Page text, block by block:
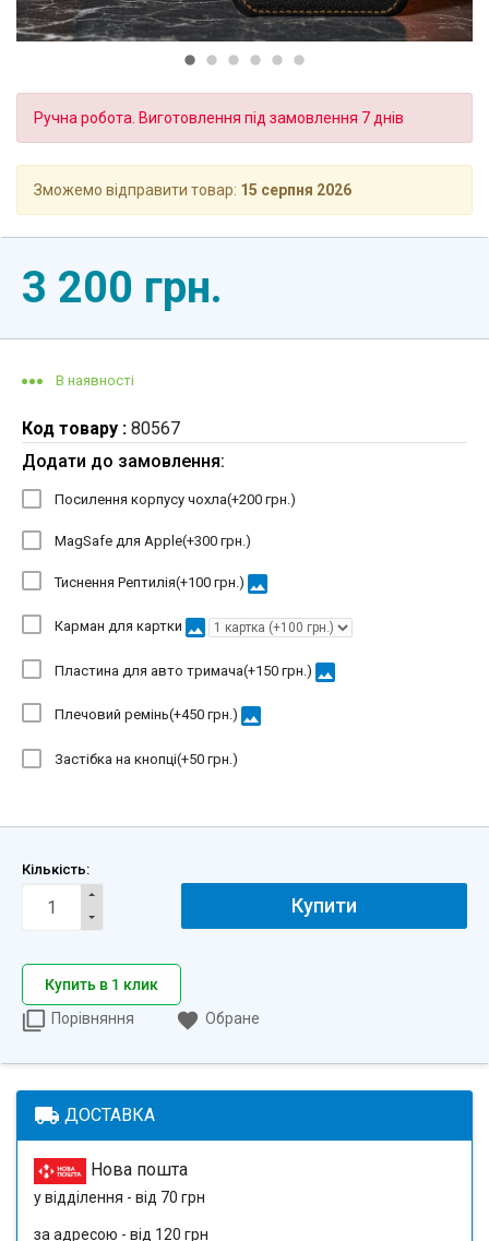
Ручна робота. Виготовлення під замовлення 7 днів
Зможемо відправити товар: 15 серпня 2026
3 200 грн.
В наявності
Код товару : 80567
Додати до замовлення:
Посилення корпусу чохла(+200 грн.)
MagSafe для Apple(+300 грн.)
Тиснення Рептилія(+100 грн.) image
Карман для картки image
Пластина для авто тримача(+150 грн.) image
Плечовий ремінь(+450 грн.) image
Застібка на кнопці(+50 грн.)
Кількість:
Купити
Купить в 1 клик
Порівняння
Обране
local_shipping ДОСТАВКА
Нова пошта
у відділення - від 70 грн
за адресою - від 120 грн